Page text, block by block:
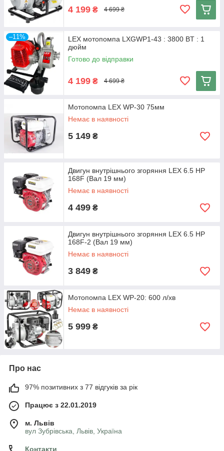
4 199 ₴ 4 699 ₴
–11%
LEX мотопомпа LXGWP1-43 : 3800 BT : 1
дюйм
Готово до відправки
4 199 ₴ 4 699 ₴
Мотопомпа LEX WP-30 75мм
Немає в наявності
5 149 ₴
Двигун внутрішнього згоряння LEX 6.5 HP
168F (Вал 19 мм)
Немає в наявності
4 499 ₴
Двигун внутрішнього згоряння LEX 6.5 HP
168F-2 (Вал 19 мм)
Немає в наявності
3 849 ₴
Мотопомпа LEX WP-20: 600 л/хв
Немає в наявності
5 999 ₴
Про нас
97% позитивних з 77 відгуків за рік
Працює з 22.01.2019
м. Львів
вул Зубрівська, Львів, Україна
Контакти